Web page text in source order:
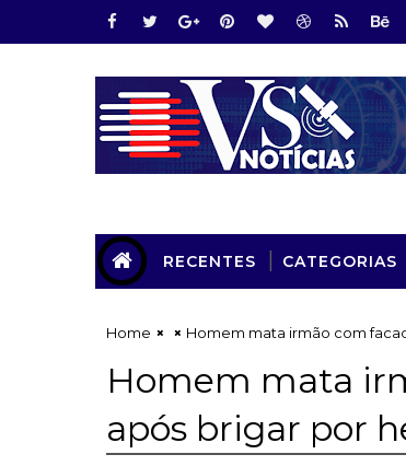
RECENTES CATEGORIAS
Home Homem mata irmão com
Homem mata
após brigar por